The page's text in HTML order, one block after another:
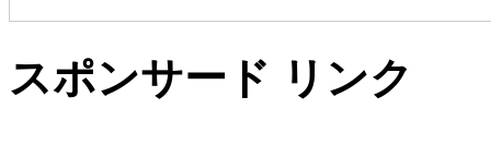
スポンサード リンク